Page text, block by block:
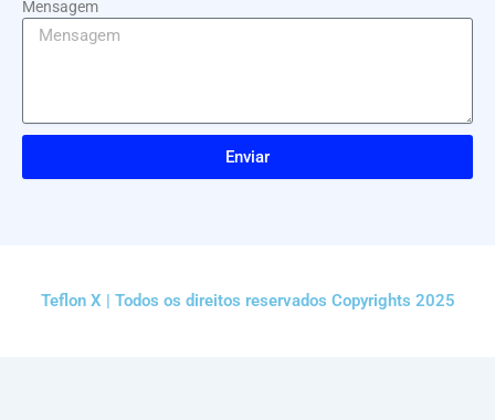
Mensagem
Enviar
Teflon X | Todos os direitos reservados Copyrights 2025